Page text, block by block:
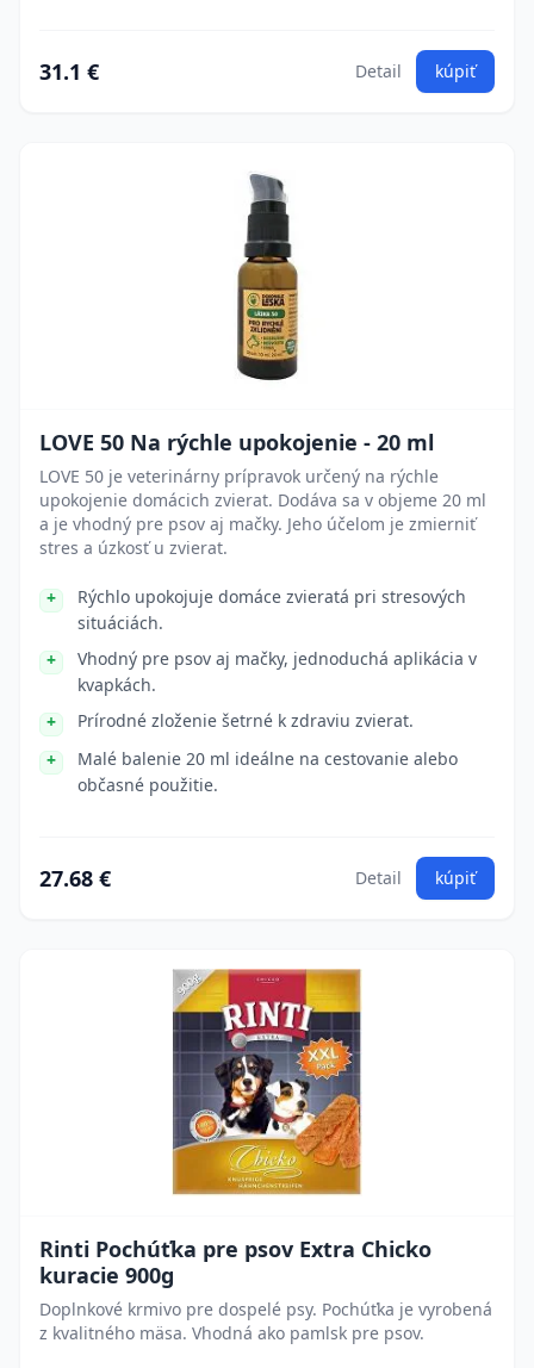
31.1 € Detail kúpiť
LOVE 50 Na rýchle upokojenie - 20 ml
LOVE 50 je veterinárny prípravok určený na rýchle
upokojenie domácich zvierat. Dodáva sa v objeme 20 ml
a je vhodný pre psov aj mačky. Jeho účelom je zmierniť
stres a úzkosť u zvierat.
Rýchlo upokojuje domáce zvieratá pri stresových
situáciách.
Vhodný pre psov aj mačky, jednoduchá aplikácia v
kvapkách.
Prírodné zloženie šetrné k zdraviu zvierat.
Malé balenie 20 ml ideálne na cestovanie alebo
občasné použitie.
27.68 € Detail kúpiť
Rinti Pochúťka pre psov Extra Chicko
kuracie 900g
Doplnkové krmivo pre dospelé psy. Pochúťka je vyrobená
z kvalitného mäsa. Vhodná ako pamlsk pre psov.